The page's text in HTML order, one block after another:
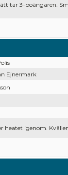
tar 3-poängaren.
Ejnermark
heatet igenom.